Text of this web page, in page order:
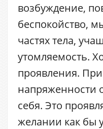
возбуждение,
беспокойство,
частях тела,
утомляемость.
проявления.
напряженности
себя. Это
желании как бы